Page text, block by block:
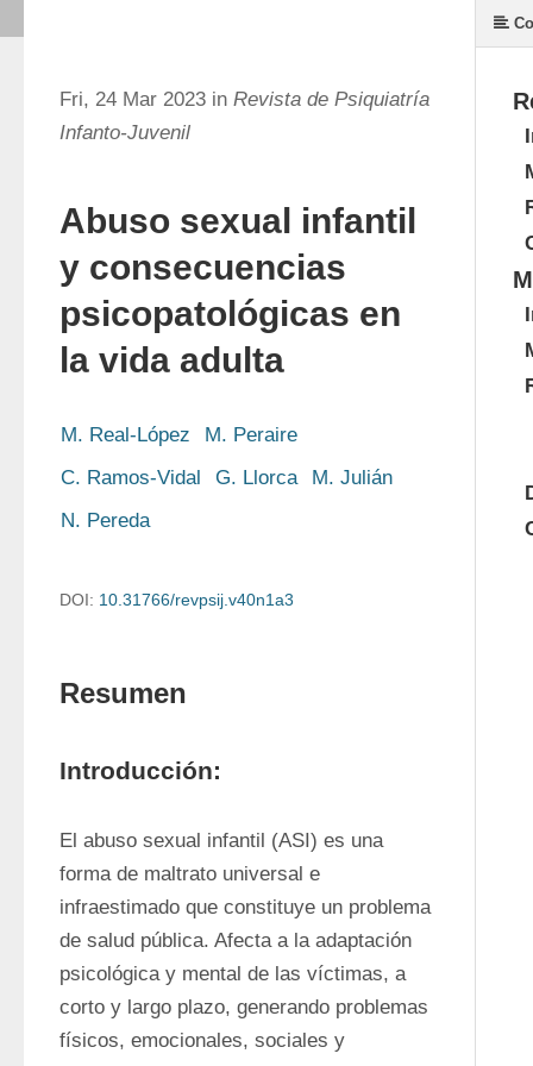
Fri, 24 Mar 2023 in Revista de Psiquiatría
Infanto-Juvenil
Abuso sexual infantil
y consecuencias
psicopatológicas en
la vida adulta
M. Real-López
M. Peraire
C. Ramos-Vidal
G. Llorca
M. Julián
N. Pereda
DOI: 10.31766/revpsij.v40n1a3
Resumen
Introducción:
El abuso sexual infantil (ASI) es una
forma de maltrato universal e
infraestimado que constituye un problema
de salud pública. Afecta a la adaptación
psicológica y mental de las víctimas, a
corto y largo plazo, generando problemas
físicos, emocionales, sociales y